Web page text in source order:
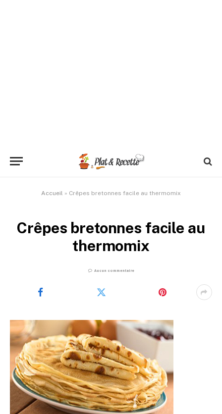
Accueil » Crêpes bretonnes facile au thermomix
Crêpes bretonnes facile au
thermomix
Aucun commentaire